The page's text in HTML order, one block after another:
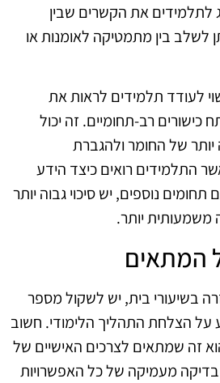
לתלמידים את הקשרים שבין
לשלב בין מתמטיקה לאומנות או
לעודד תלמידים לראות את
רב-תחומיים. זה יכול
של החומר ולהגברת
התלמידים רואים כיצד הידע
נוספים, יש סיכוי גבוה יותר
משמעותית יותר.
המתאים
בשיעורי בית, יש לשקול מספר
על הצלחת התהליך הלימודי. חשוב
זה שמתאים לצרכים האישיים של
מעמיקה של כל האפשרויות